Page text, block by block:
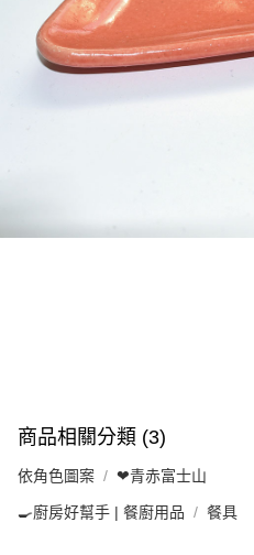
商品相關分類 (3)
依角色圖案 ❤青赤富士山
🍳廚房好幫手 | 餐廚用品 餐具